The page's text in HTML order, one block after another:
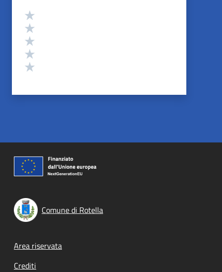
Valutazione
Comune di Rotella
Footer menu
Area riservata
Crediti